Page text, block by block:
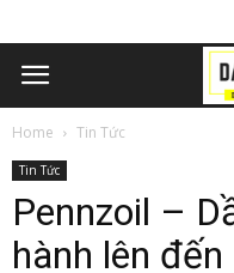
Home Tin Tức
Tin Tức
Pennzoil –
hành lên